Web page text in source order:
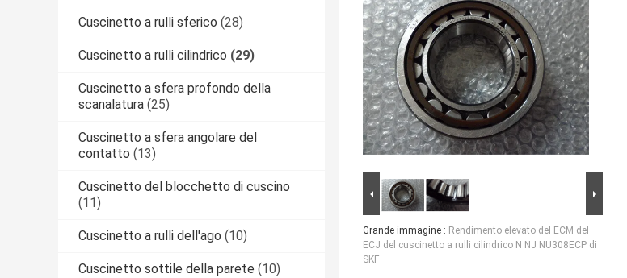
Cuscinetto a rulli sferico (28)
Cuscinetto a rulli cilindrico (29)
Cuscinetto a sfera profondo della
scanalatura (25)
Cuscinetto a sfera angolare del
contatto (13)
Cuscinetto del blocchetto di cuscino
(11)
Cuscinetto a rulli dell'ago (10)
Cuscinetto sottile della parete (10)
Grande immagine : Rendimento elevato del ECM del
ECJ del cuscinetto a rulli cilindrico N NJ NU308ECP di
SKF